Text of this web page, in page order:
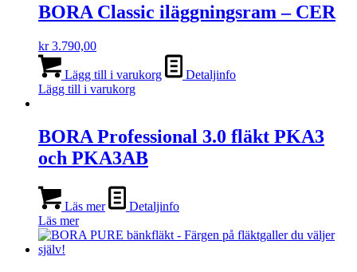
BORA Classic iläggningsram – CER
kr3.790,00
Lägg till i varukorg
Detaljinfo
Lägg till i varukorg
BORA Professional 3.0 fläkt PKA3
och PKA3AB
Läs mer
Detaljinfo
Läs mer